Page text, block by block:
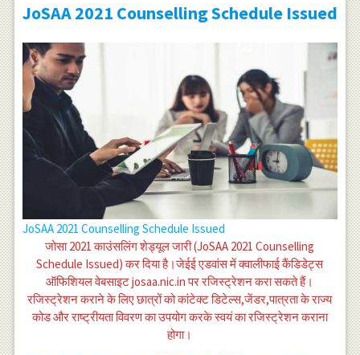
JoSAA 2021 Counselling Schedule Issued
JoSAA 2021 Counselling Schedule Issued
जोसा 2021 काउंसलिंग शेड्यूल जारी (JoSAA 2021 Counselling
Schedule Issued) कर दिया है।जेईई एडवांस में क्वालीफाई कैंडिडेट्स
ऑफिशियल वेबसाइट josaa.nic.in पर रजिस्ट्रेशन करा सकते हैं।
रजिस्ट्रेशन कराने के लिए छात्रों को कांटेक्ट डिटेल्स,जेंडर,पात्रता के राज्य
कोड और राष्ट्रीयता विवरण का उपयोग करके स्वयं का रजिस्ट्रेशन कराना
होगा।